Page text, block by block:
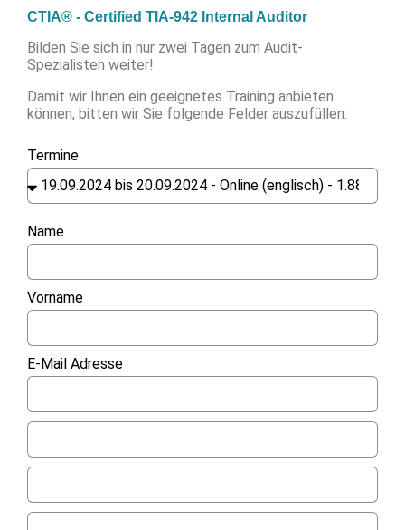
CTIA® - Certified TIA-942 Internal Auditor
Bilden Sie sich in nur zwei Tagen zum Audit-
Spezialisten weiter!
Damit wir Ihnen ein geeignetes Training anbieten
können, bitten wir Sie folgende Felder auszufüllen:
Termine
Name
Vorname
E-Mail Adresse